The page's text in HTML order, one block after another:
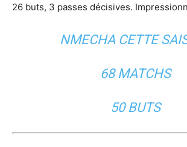
26 buts, 3 passes décisives.
NMECHA CETTE
68 MATCHS
50 BUTS